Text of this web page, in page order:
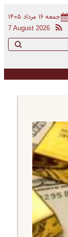
جمعه ۱۶ مرداد ۱۴۰۵
7 August 2026